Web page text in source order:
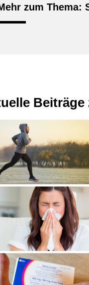
zum Thema:
Beiträge